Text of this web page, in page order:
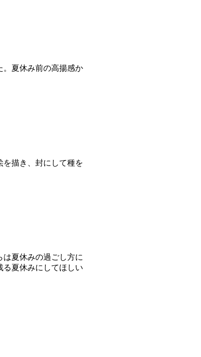
夏休み前の高揚感か
描き、封にして種を
夏休みの過ごし方に
夏休みにしてほしい